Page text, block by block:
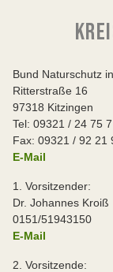
Bund Naturschutz
Ritterstraße 16
97318 Kitzingen
Tel: 09321 / 24 75 7
Fax: 09321 / 92 21
E-Mail
1. Vorsitzender:
Dr. Johannes Kroiß
0151/51943150
E-Mail
2. Vorsitzende: